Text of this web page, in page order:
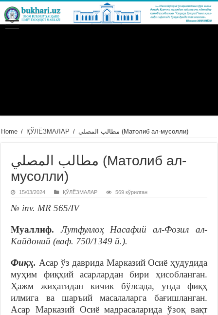
Home / ҚЎЛЁЗМАЛАР / مطالب المصلي (Матолиб ал-мусолли)
مطالب المصلي (Матолиб ал-
мусолли)
15/03/2024 ҚЎЛЁЗМАЛАР 569 кўрилган
№ inv. MR 565/IV
Муаллиф.Лутфуллоҳ Насафий ал-Фозил ал-
Кайдоний (ваф. 750/1349 й.).
Фиқҳ. Асар ўз даврида Марказий Осиё ҳудудида
муҳим фиқҳий асарлардан бири ҳисобланган.
Ҳажм жиҳатидан кичик бўлсада, унда фиқҳ
илмига ва шаръий масалаларга бағишланган.
Асар Марказий Осиё мадрасаларида ўзоқ вақт